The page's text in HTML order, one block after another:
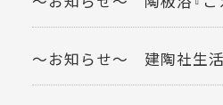
～お知らせ～ 建陶社生